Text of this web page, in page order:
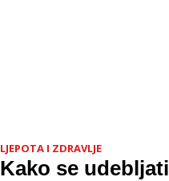
LJEPOTA I ZDRAVLJE
Kako se udebljati